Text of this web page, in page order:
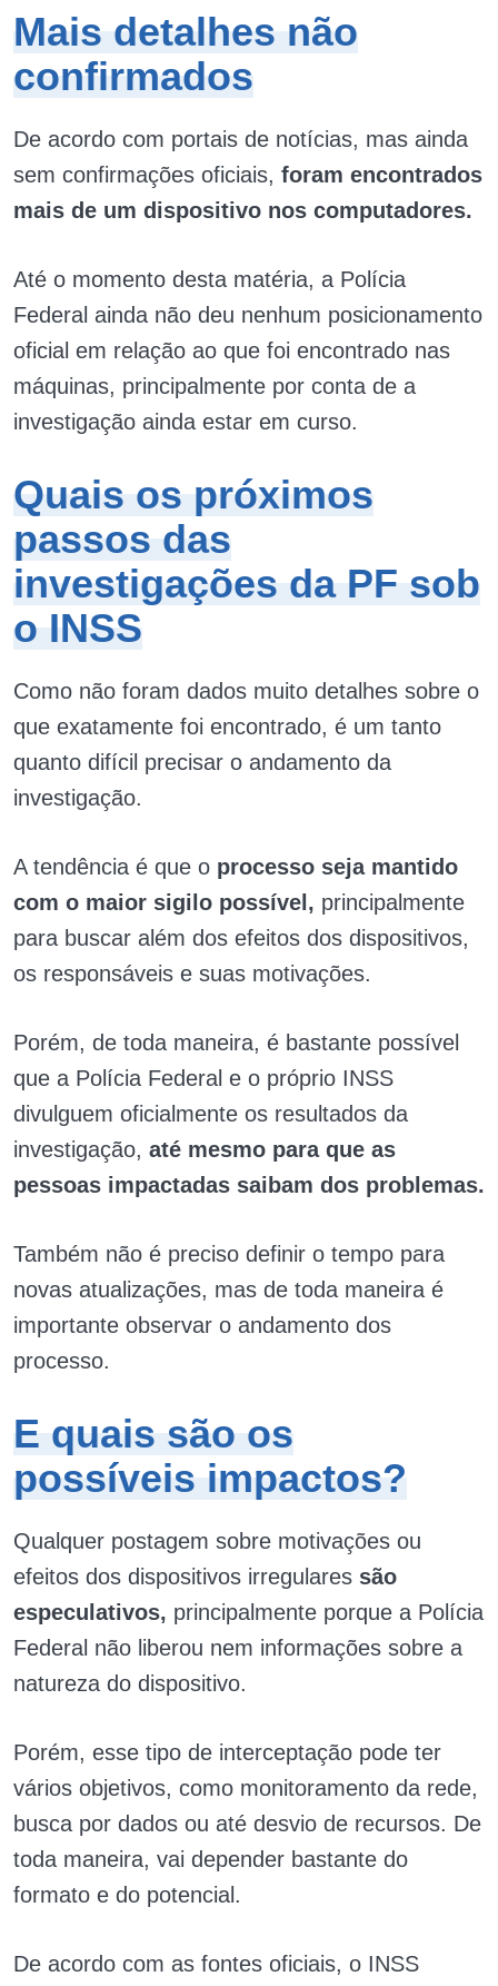
Mais detalhes não
confirmados
De acordo com portais de notícias, mas ainda
sem confirmações oficiais, foram encontrados
mais de um dispositivo nos computadores.
Até o momento desta matéria, a Polícia
Federal ainda não deu nenhum posicionamento
oficial em relação ao que foi encontrado nas
máquinas, principalmente por conta de a
investigação ainda estar em curso.
Quais os próximos
passos das
investigações da PF sob
o INSS
Como não foram dados muito detalhes sobre o
que exatamente foi encontrado, é um tanto
quanto difícil precisar o andamento da
investigação.
A tendência é que o processo seja mantido
com o maior sigilo possível, principalmente
para buscar além dos efeitos dos dispositivos,
os responsáveis e suas motivações.
Porém, de toda maneira, é bastante possível
que a Polícia Federal e o próprio INSS
divulguem oficialmente os resultados da
investigação, até mesmo para que as
pessoas impactadas saibam dos problemas.
Também não é preciso definir o tempo para
novas atualizações, mas de toda maneira é
importante observar o andamento dos
processo.
E quais são os
possíveis impactos?
Qualquer postagem sobre motivações ou
efeitos dos dispositivos irregulares são
especulativos, principalmente porque a Polícia
Federal não liberou nem informações sobre a
natureza do dispositivo.
Porém, esse tipo de interceptação pode ter
vários objetivos, como monitoramento da rede,
busca por dados ou até desvio de recursos. De
toda maneira, vai depender bastante do
formato e do potencial.
De acordo com as fontes oficiais, o INSS